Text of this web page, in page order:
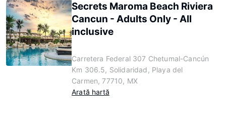
Secrets Maroma Beach Riviera
Cancun - Adults Only - All
inclusive
Carretera Federal 307 Chetumal-Cancún
Km 306.5, Solidaridad, Playa del
Carmen, 77710, MX
Arată hartă